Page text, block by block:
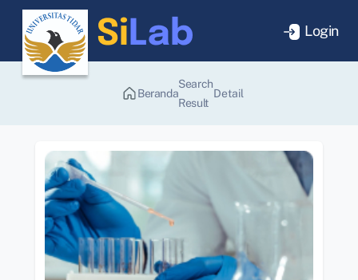
Login
Beranda
Search
Result
Detail